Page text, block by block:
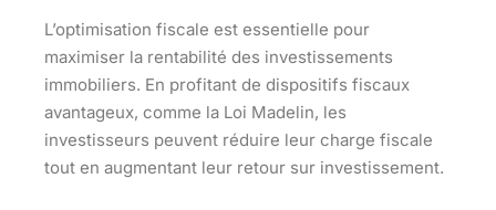
L’optimisation fiscale est essentielle pour
maximiser la rentabilité des investissements
immobiliers. En profitant de dispositifs fiscaux
avantageux, comme la Loi Madelin, les
investisseurs peuvent réduire leur charge fiscale
tout en augmentant leur retour sur investissement.